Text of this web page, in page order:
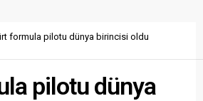
formula pilotu dünya birincisi oldu
pilotu dünya